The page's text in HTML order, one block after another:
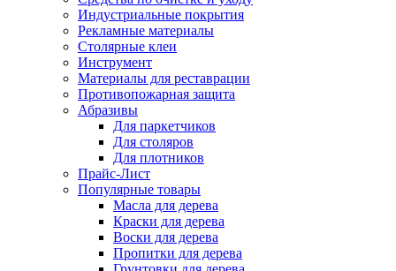
Индустриальные покрытия
Рекламные материалы
Столярные клеи
Инструмент
Материалы для реставрации
Противопожарная защита
Абразивы
Для паркетчиков
Для столяров
Для плотников
Прайс-Лист
Популярные товары
Масла для дерева
Краски для дерева
Воски для дерева
Пропитки для дерева